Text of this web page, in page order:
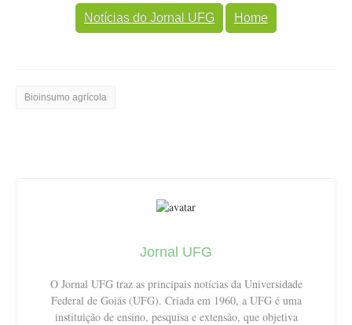
Notícias do Jornal UFG Home
Bioinsumo agrícola
Jornal UFG
O Jornal UFG traz as principais notícias da Universidade
Federal de Goiás (UFG). Criada em 1960, a UFG é uma
instituição de ensino, pesquisa e extensão, que objetiva